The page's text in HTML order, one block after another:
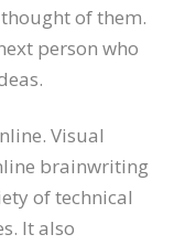
of them.
person who
Visual
brainwriting
of technical
It also